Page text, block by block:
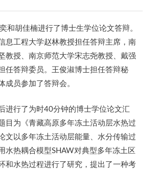
和胡佳楠进行了博士生学位论文答辩。
息工程大学赵林教授担任答辩主席，南
教授、南京师范大学宋志尧教授、戴强
任答辩委员。王俊淑博士担任答辩秘
成员参加了答辩会。
进行了为时40分钟的博士学位论文汇
目为《青藏高原多年冻土活动层水热过
文以多年冻土活动层能量、水分传输过
水热耦合模型SHAW对典型多年冻土区
和水热过程进行了研究，提出了一种考